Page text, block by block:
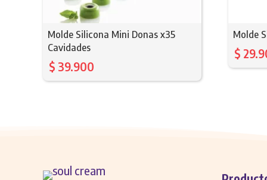
Molde Silicona Mini Donas x35
Cavidades
$ 39.900
Molde
$